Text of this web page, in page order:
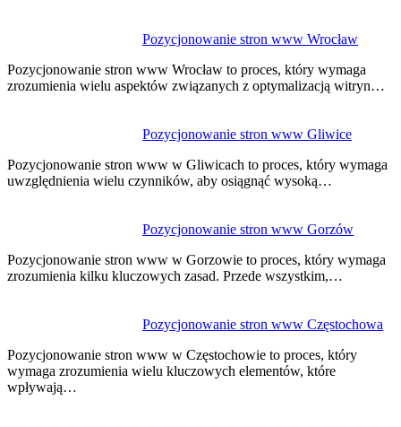
Pozycjonowanie stron www Wrocław
Pozycjonowanie stron www Wrocław to proces, który wymaga
zrozumienia wielu aspektów związanych z optymalizacją witryn…
Pozycjonowanie stron www Gliwice
Pozycjonowanie stron www w Gliwicach to proces, który wymaga
uwzględnienia wielu czynników, aby osiągnąć wysoką…
Pozycjonowanie stron www Gorzów
Pozycjonowanie stron www w Gorzowie to proces, który wymaga
zrozumienia kilku kluczowych zasad. Przede wszystkim,…
Pozycjonowanie stron www Częstochowa
Pozycjonowanie stron www w Częstochowie to proces, który
wymaga zrozumienia wielu kluczowych elementów, które
wpływają…